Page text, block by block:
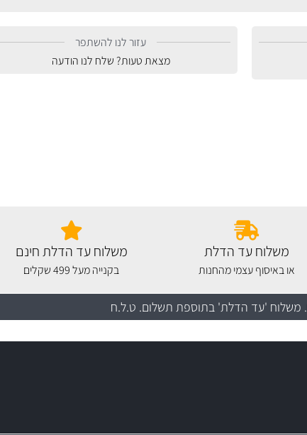
עזור לנו להשתפר
מצאת טעות? שלח לנו הודעה
משלוח עד הדלת
או באיסוף עצמי מהחנות
משלוח עד הדלת חינם
בקנייה מעל 499 שקלים
. משלוח 'עד הדלת' בתוספת תשלום. ט.ל.ח